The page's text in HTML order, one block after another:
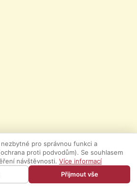
pro správnou funkci a
proti podvodům). Se souhlasem
návštěvnosti. Více informací
Přijmout vše